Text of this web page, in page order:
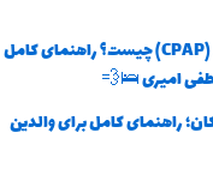
دستگاه سی پپ (CPAP) چیست؟ راهنمای کامل
امیری 🛌💨
راهنمای کامل برای والدین